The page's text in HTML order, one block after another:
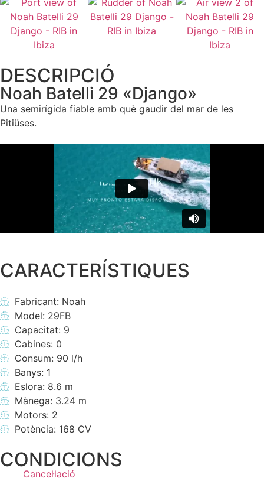
DESCRIPCIÓ
Noah Batelli 29 «Django»
Una semirígida fiable amb què gaudir del mar de les
Pitiüses.
CARACTERÍSTIQUES
Fabricant: Noah
Model: 29FB
Capacitat: 9
Cabines: 0
Consum: 90 l/h
Banys: 1
Eslora: 8.6 m
Mànega: 3.24 m
Motors: 2
Potència: 168 CV
CONDICIONS
Cancel·lació